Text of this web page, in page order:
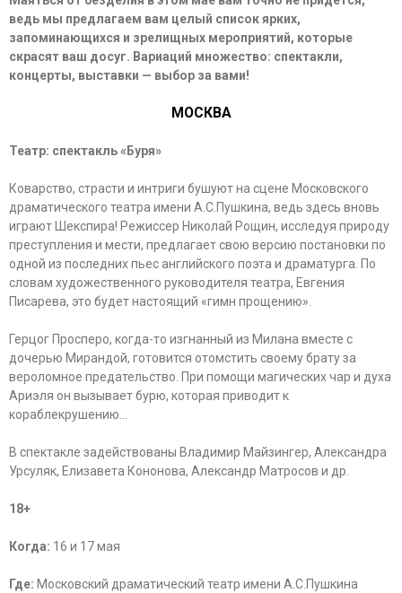
ведь мы предлагаем вам целый список ярких,
запоминающихся и зрелищных мероприятий, которые
скрасят ваш досуг. Вариаций множество: спектакли,
концерты, выставки — выбор за вами!
МОСКВА
Театр: спектакль «Буря»
Коварство, страсти и интриги бушуют на сцене Московского
драматического театра имени А.С.Пушкина, ведь здесь вновь
играют Шекспира! Режиссер Николай Рощин, исследуя природу
преступления и мести, предлагает свою версию постановки по
одной из последних пьес английского поэта и драматурга. По
словам художественного руководителя театра, Евгения
Писарева, это будет настоящий «гимн прощению».
Герцог Просперо, когда-то изгнанный из Милана вместе с
дочерью Мирандой, готовится отомстить своему брату за
вероломное предательство. При помощи магических чар и духа
Ариэля он вызывает бурю, которая приводит к
кораблекрушению…
В спектакле задействованы Владимир Майзингер, Александра
Урсуляк, Елизавета Кононова, Александр Матросов и др.
18+
Когда: 16 и 17 мая
Где: Московский драматический театр имени А.С.Пушкина